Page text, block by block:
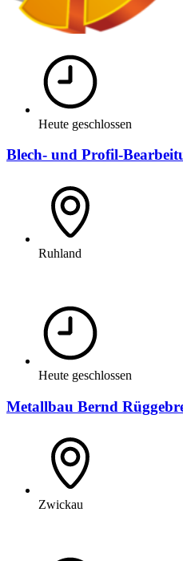
Heute geschlossen
Blech- und Profil-
Ruhland
Heute geschlossen
Metallbau Bernd
Zwickau